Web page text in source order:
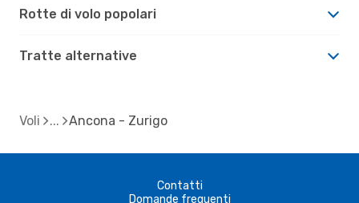
Rotte di volo popolari
Tratte alternative
Voli Ancona - Zurigo
Contatti
Domande frequenti